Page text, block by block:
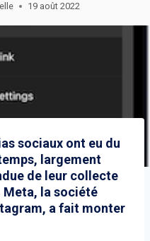
19 août 2022
sociaux ont eu du
largement
de leur collecte
Meta, la société
a fait monter